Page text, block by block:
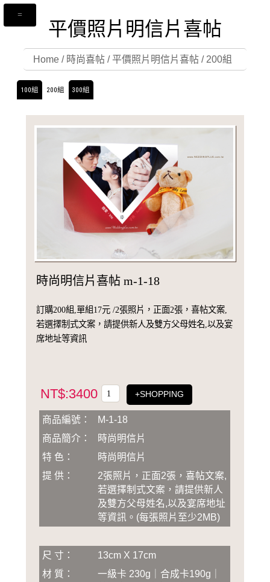
平價照片明信片喜帖
Home/ 時尚喜帖/平價照片明信片喜帖/ 200組
100組 200組 300組
時尚明信片喜帖 m-1-18
訂購200組,單組17元 /2張照片，正面2張，喜帖文案,
若選擇制式文案，請提供新人及雙方父母姓名,以及宴
席地址等資訊
NT$:3400 +SHOPPING
商品編號：
M-1-18
商品簡介：
時尚明信片
特 色：
時尚明信片
提 供：
2張照片，正面2張，喜帖文案,
若選擇制式文案，請提供新人
及雙方父母姓名,以及宴席地址
等資訊 。 (每張照片至少2MB)
尺 寸：
13cm X 17cm
材 質：
一級卡 230g｜合成卡190g｜